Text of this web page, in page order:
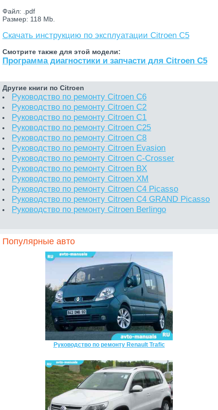
Файл: .pdf
Размер: 118 Mb.
Скачать инструкцию по эксплуатации Citroen C5
Смотрите также для этой модели:
Программа диагностики и запчасти для Citroen C5
Другие книги по Citroen
Руководство по ремонту Citroen C6
Руководство по ремонту Citroen C2
Руководство по ремонту Citroen C1
Руководство по ремонту Citroen C25
Руководство по ремонту Citroen C8
Руководство по ремонту Citroen Evasion
Руководство по ремонту Citroen C-Crosser
Руководство по ремонту Citroen BX
Руководство по ремонту Citroen XM
Руководство по ремонту Citroen C4 Picasso
Руководство по ремонту Citroen C4 GRAND Picasso
Руководство по ремонту Citroen Berlingo
Популярные авто
Руководство по ремонту Renault Trafic